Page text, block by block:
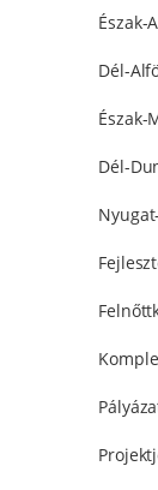
Észak-
Dél-
Észak-
Dél-